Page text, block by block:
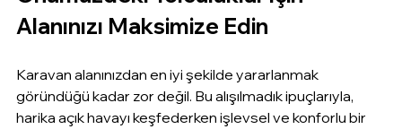
Alanınızı Maksimize Edin
Karavan alanınızdan en iyi şekilde yararlanmak
göründüğü kadar zor değil. Bu alışılmadık ipuçlarıyla,
harika açık havayı keşfederken işlevsel ve konforlu bir